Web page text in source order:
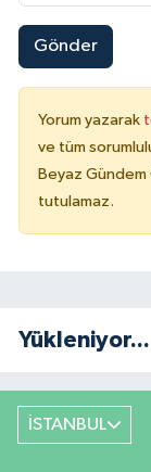
Gönder
Yorum yazarak
ve tüm
Beyaz
tutulamaz.
Yükleniyor...
İSTANBUL